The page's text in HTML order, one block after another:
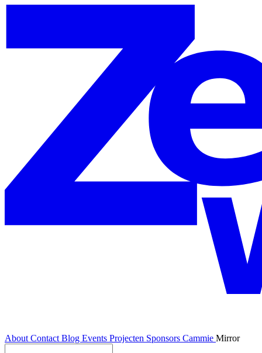
About Contact Blog Events Projecten Sponsors Cammie Mirror